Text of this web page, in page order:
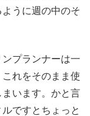
うに週の中のそ
プランナーは一
れをそのまま使
います。かと言
ですとちょっと